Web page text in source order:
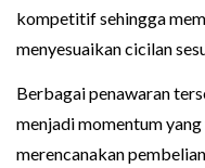
kompetitif sehingga
menyesuaikan cicilan
Berbagai penawaran
menjadi momentum
merencanakan